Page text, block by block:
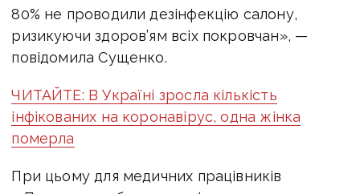
80% не проводили дезінфекцію салону,
ризикуючи здоров’ям всіх покровчан», —
повідомила Сущенко.
ЧИТАЙТЕ: В Україні зросла кількість
інфікованих на коронавірус, одна жінка
померла
При цьому для медичних працівників